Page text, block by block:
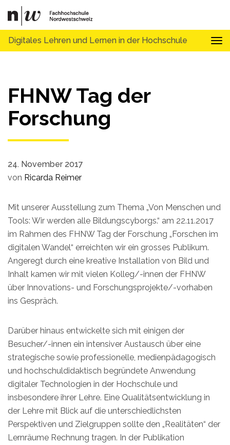
Digitales Lehren und Lernen in der Hochschule
FHNW Tag der
Forschung
24. November 2017
von Ricarda Reimer
Mit unserer Ausstellung zum Thema „Von Menschen und
Tools: Wir werden alle Bildungscyborgs.“ am 22.11.2017
im Rahmen des FHNW Tag der Forschung „Forschen im
digitalen Wandel“ erreichten wir ein grosses Publikum.
Angeregt durch eine kreative Installation von Bild und
Inhalt kamen wir mit vielen Kolleg/-innen der FHNW
über Innovations- und Forschungsprojekte/-vorhaben
ins Gespräch.
Darüber hinaus entwickelte sich mit einigen der
Besucher/-innen ein intensiver Austausch über eine
strategische sowie professionelle, medienpädagogisch
und hochschuldidaktisch begründete Anwendung
digitaler Technologien in der Hochschule und
insbesondere ihrer Lehre. Eine Qualitätsentwicklung in
der Lehre mit Blick auf die unterschiedlichsten
Perspektiven und Zielgruppen sollte den „Realitäten“ der
Lernräume Rechnung tragen. In der Publikation